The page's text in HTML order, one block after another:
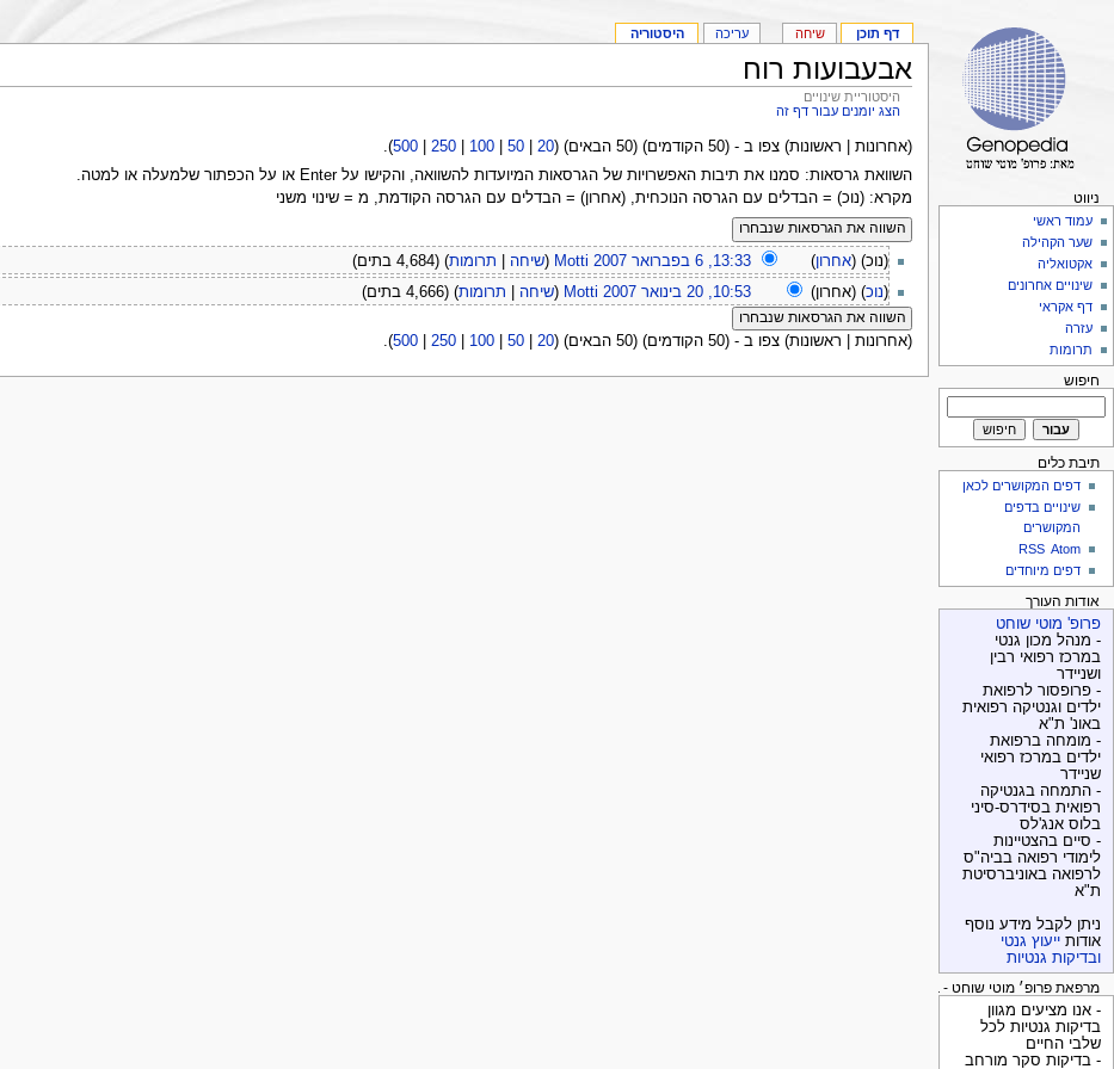
אבעבועות רוח
היסטוריית שינויים
הצג יומנים עבור דף זה
(אחרונות | ראשונות) צפו ב - (50 הקודמים) (50 הבאים) ( 20
|
50
|
100
250
|
500
).
השוואת גרסאות: סמנו את תיבות האפשרויות של הגרסאות המיועדות להשוואה, והקישו על Enter או על הכפתור שלמעלה או למטה.
מקרא: (נוכ) = הבדלים עם הגרסה הנוכחית, (אחרון) = הבדלים עם הגרסה הקודמת, מ = שינוי משני
(נוכ) (אחרון) 13:33, 6 בפברואר 2007 Motti
(שיחה תרומות) (4,684 בתים)
(נוכ) (אחרון) 10:53, 20 בינואר 2007 Motti
(שיחה תרומות) (4,666 בתים)
(אחרונות | ראשונות) צפו ב - (50 הקודמים) (50 הבאים) ( 20
|
50
|
100
250
|
500
).
דף תוכן שיחה עריכה היסטוריה
ניווט
עמוד ראשי
שער הקהילה
אקטואליה
שינויים אחרונים
דף אקראי
עזרה
תרומות
חיפוש
תיבת כלים
דפים המקושרים לכאן
שינויים בדפים
המקושרים
RSS Atom
דפים מיוחדים
אודות העורך
פרופ' מוטי שוחט
- מנהל מכון גנטי
במרכז רפואי רבין
ושניידר
- פרופסור לרפואת
ילדים וגנטיקה רפואית
באונ' ת"א
- מומחה ברפואת
ילדים במרכז רפואי
שניידר
- התמחה בגנטיקה
רפואית בסידרס-סיני
בלוס אנג'לס
- סיים בהצטיינות
לימודי רפואה בביה"ס
לרפואה באוניברסיטת
ת"א
ניתן לקבל מידע נוסף
אודות ייעוץ גנטי
ובדיקות גנטיות
מרפאת פרופ׳ מוטי שוחט - בדיקות גנטיות
- אנו מציעים מגוון
בדיקות גנטיות לכל
שלבי החיים
- בדיקות סקר מורחב